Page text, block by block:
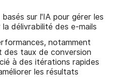
sur l'IA pour gérer les
délivrabilité des e-mails
notamment
des taux de conversion
à des itérations rapides
les résultats